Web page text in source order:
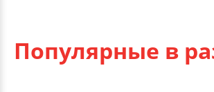
Популярные в